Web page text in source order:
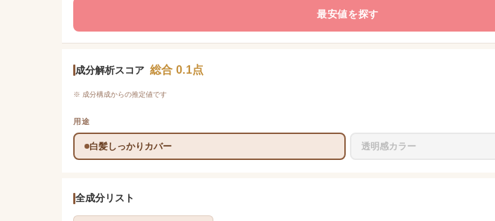
最安値を探す
成分解析スコア 総合 0.1点
※ 成分構成からの推定値です
用途
白髪しっかりカバー 透明感カラー
全成分リスト